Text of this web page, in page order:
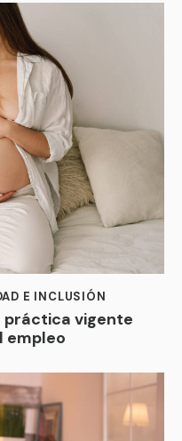
E INCLUSIÓN
práctica vigente
empleo